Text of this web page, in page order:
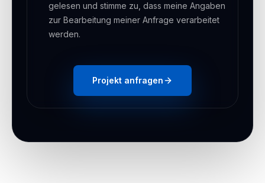
gelesen und stimme zu, dass meine Angaben
zur Bearbeitung meiner Anfrage verarbeitet
werden.
Projekt anfragen